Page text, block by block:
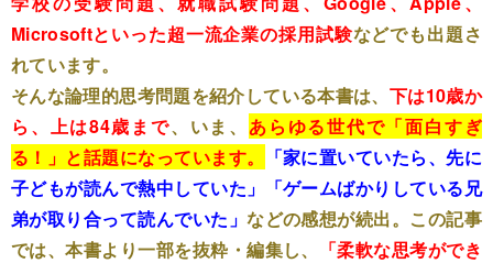
Microsoftといった超一流企業の採用試験などでも出題さ
れています。
そんな論理的思考問題を紹介している本書は、 下は10歳か
ら、上は84歳まで、いま、 あらゆる世代で「面白すぎ
る！」と話題になっています。
「家に置いていたら、先に
子どもが読んで熱中していた」「ゲームばかりしている兄
弟が取り合って読んでいた」などの感想が続出。この記事
では、本書より一部を抜粋・編集し、
「柔軟な思考ができ